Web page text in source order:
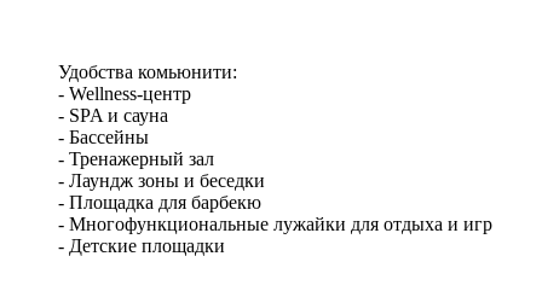
Удобства комьюнити:
- Wellness-центр
- SPA и сауна
- Бассейны
- Тренажерный зал
- Лаундж зоны и беседки
- Площадка для барбекю
- Многофункциональные лужайки для отдыха и игр
- Детские площадки